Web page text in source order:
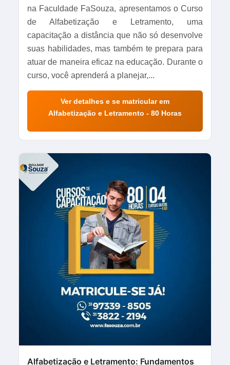
na Faculdade FaSouza, apresentamos o Curso
de Alfabetização e Letramento, uma
capacitação a distância que não só desenvolve
suas habilidades, mas também te prepara para
atuar de maneira eficaz na educação. Durante o
curso, você aprenderá a planejar,...
Ver detalhes e se matricular em
Alfabetização e Letramento - 80 Horas
Alfabetização e Letramento: Fundamentos